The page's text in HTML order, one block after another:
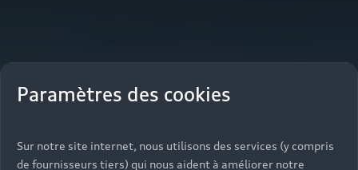
Paramètres des cookies
Sur notre site internet, nous utilisons des services (y compris
de fournisseurs tiers) qui nous aident à améliorer notre